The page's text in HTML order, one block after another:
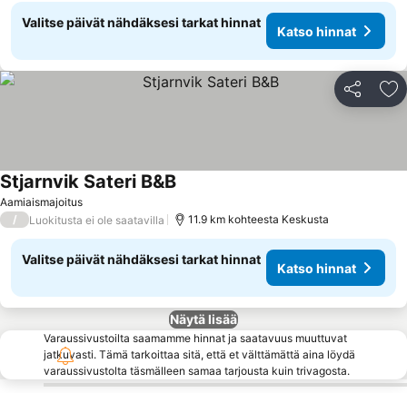
Valitse päivät nähdäksesi tarkat hinnat
Katso hinnat
Jaa
Aamiaismajoitus
Stjarnvik Sateri B&BKatso hinnat
/ Luokitusta ei ole saatavilla 11.9 km kohteesta Keskusta
Valitse päivät nähdäksesi tarkat hinnat
Katso hinnat
Näytä lisää
Varaussivustoilta saamamme hinnat ja saatavuus muuttuvat
jatkuvasti. Tämä tarkoittaa sitä, että et välttämättä aina löydä
varaussivustolta täsmälleen samaa tarjousta kuin trivagosta.